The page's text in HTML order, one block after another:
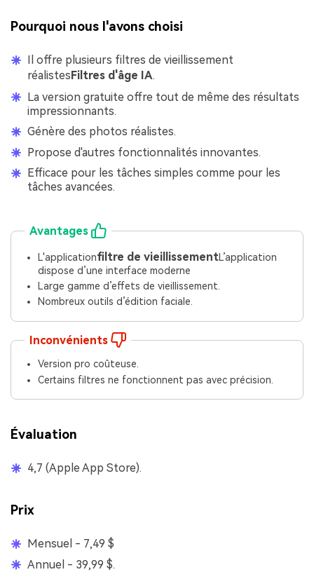
Pourquoi nous l'avons choisi
Il offre plusieurs filtres de vieillissement
réalistesFiltres d'âge IA.
La version gratuite offre tout de même des résultats
impressionnants.
Génère des photos réalistes.
Propose d'autres fonctionnalités innovantes.
Efficace pour les tâches simples comme pour les
tâches avancées.
Avantages
L'applicationfiltre de vieillissementL’application
dispose d’une interface moderne
Large gamme d’effets de vieillissement.
Nombreux outils d’édition faciale.
Inconvénients
Version pro coûteuse.
Certains filtres ne fonctionnent pas avec précision.
Évaluation
4,7 (Apple App Store).
Prix
Mensuel - 7,49 $
Annuel - 39,99 $.